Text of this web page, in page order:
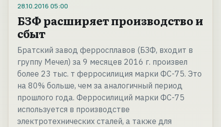
28.10.2016 05:00
БЗФ расширяет производство и
сбыт
Братский завод ферросплавов (БЗФ, входит в
группу Мечел) за 9 месяцев 2016 г. произвел
более 23 тыс. т ферросилиция марки ФС-75. Это
на 80% больше, чем за аналогичный период
прошлого года. Ферросилиций марки ФС-75
используется в производстве
электротехнических сталей, а также для